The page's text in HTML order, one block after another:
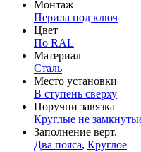
Монтаж
Перила под ключ
Цвет
По RAL
Материал
Сталь
Место установки
В ступень сверху
Поручни завязка
Круглые не
Заполнение верт.
Два пояса, Круглое